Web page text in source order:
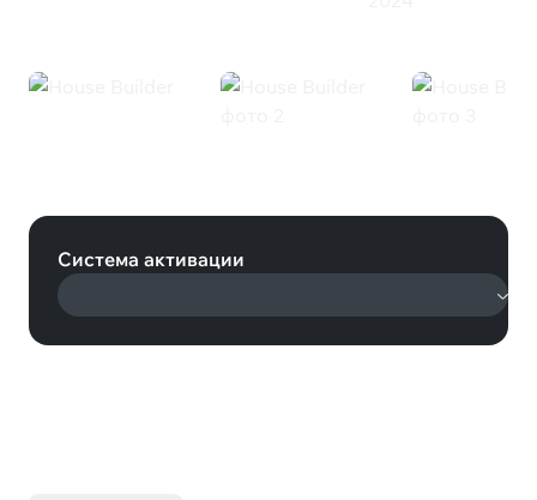
Система активации